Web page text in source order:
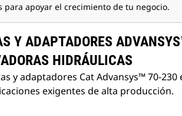
apoyar el crecimiento de tu negocio.
Y ADAPTADORES
HIDRÁULICAS
y adaptadores Cat Advansys™ 70-
exigentes de alta producción.